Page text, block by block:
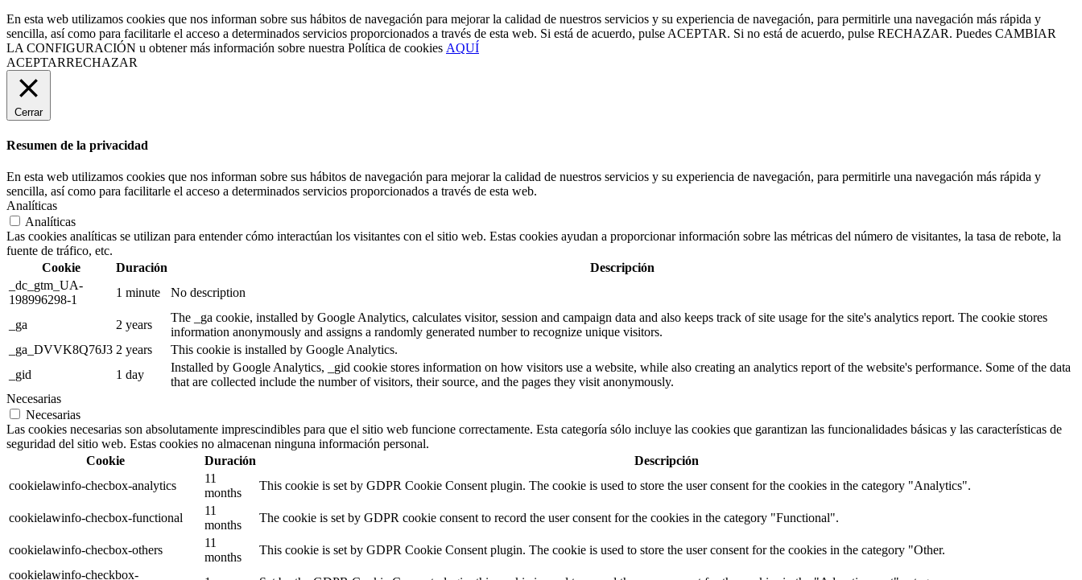
En esta web utilizamos cookies que nos informan sobre sus hábitos de navegación para mejorar la calidad de nuestros servicios y su experiencia de navegación, para permitirle una navegación más rápida y
sencilla, así como para facilitarle el acceso a determinados servicios proporcionados a través de esta web. Si está de acuerdo, pulse ACEPTAR. Si no está de acuerdo, pulse RECHAZAR. Puedes CAMBIAR
LA CONFIGURACIÓN u obtener más información sobre nuestra Política de cookies AQUÍ
ACEPTARRECHAZAR
Cerrar
Resumen de la privacidad
En esta web utilizamos cookies que nos informan sobre sus hábitos de navegación para mejorar la calidad de nuestros servicios y su experiencia de navegación, para permitirle una navegación más rápida y
sencilla, así como para facilitarle el acceso a determinados servicios proporcionados a través de esta web.
Analíticas
Analíticas
Las cookies analíticas se utilizan para entender cómo interactúan los visitantes con el sitio web. Estas cookies ayudan a proporcionar información sobre las métricas del número de visitantes, la tasa de rebote, la
fuente de tráfico, etc.
Cookie
Duración
Descripción
_dc_gtm_UA-
198996298-1
1 minute No description
_ga 2 years
The _ga cookie, installed by Google Analytics, calculates visitor, session and campaign data and also keeps track of site usage for the site's analytics report. The cookie stores
information anonymously and assigns a randomly generated number to recognize unique visitors.
_ga_DVVK8Q76J3 2 years
This cookie is installed by Google Analytics.
_gid
1 day
Installed by Google Analytics, _gid cookie stores information on how visitors use a website, while also creating an analytics report of the website's performance. Some of the data
that are collected include the number of visitors, their source, and the pages they visit anonymously.
Necesarias
Necesarias
Las cookies necesarias son absolutamente imprescindibles para que el sitio web funcione correctamente. Esta categoría sólo incluye las cookies que garantizan las funcionalidades básicas y las características de
seguridad del sitio web. Estas cookies no almacenan ninguna información personal.
Cookie
Duración
Descripción
cookielawinfo-checbox-analytics
11
months
This cookie is set by GDPR Cookie Consent plugin. The cookie is used to store the user consent for the cookies in the category "Analytics".
cookielawinfo-checbox-functional
11
months
The cookie is set by GDPR cookie consent to record the user consent for the cookies in the category "Functional".
cookielawinfo-checbox-others
11
months
This cookie is set by GDPR Cookie Consent plugin. The cookie is used to store the user consent for the cookies in the category "Other.
cookielawinfo-checkbox-